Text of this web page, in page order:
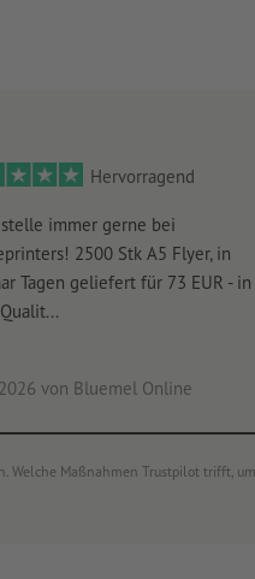
Hervorragend
immer gerne bei
2500 Stk A5 Flyer, in
Tagen geliefert für 73 EUR - in
von Bluemel Online
Maßnahmen Trustpilot trifft,